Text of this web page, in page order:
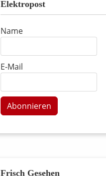
Elektropost
Name
E-Mail
Abonnieren
Frisch Gesehen